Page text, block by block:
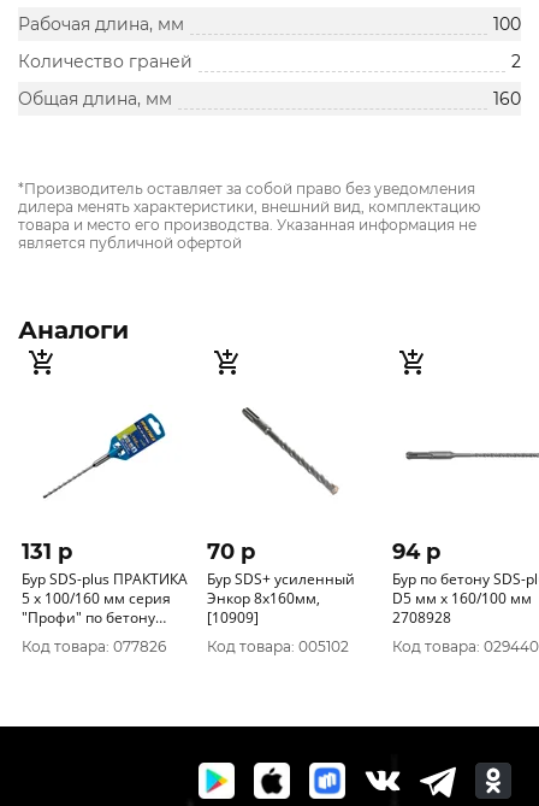
Рабочая длина, мм
100
Количество граней
2
Общая длина, мм
160
*Производитель оставляет за собой право без уведомления
дилера менять характеристики, внешний вид, комплектацию
товара и место его производства. Указанная информация не
является публичной офертой
Аналоги
131 p
Бур SDS-plus ПРАКТИКА
5 х 100/160 мм серия
"Профи" по бетону
033-581
Код товара: 077826
70 p
Бур SDS+ усиленный
Энкор 8x160мм,
[10909]
Код товара: 005102
94 p
Бур по бетону SDS-
D5 мм х 160/100 мм
2708928
Код товара: 029440